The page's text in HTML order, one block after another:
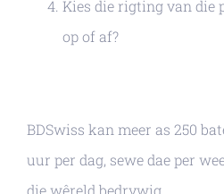
Kies die rigting van die
op of af?
BDSwiss kan meer as 250
uur per dag, sewe dae per
die wêreld bedrywig